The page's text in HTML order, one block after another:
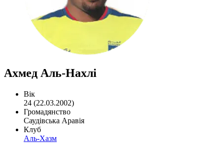
Ахмед Аль-Нахлі
Вік
24 (22.03.2002)
Громадянство
Саудівська Аравія
Клуб
Аль-Хазм